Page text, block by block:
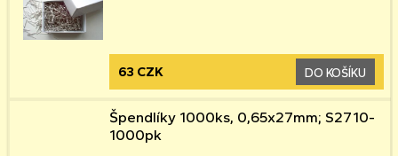
63 CZK DO KOŠÍKU
Špendlíky 1000ks, 0,65x27mm; S2710-
1000pk